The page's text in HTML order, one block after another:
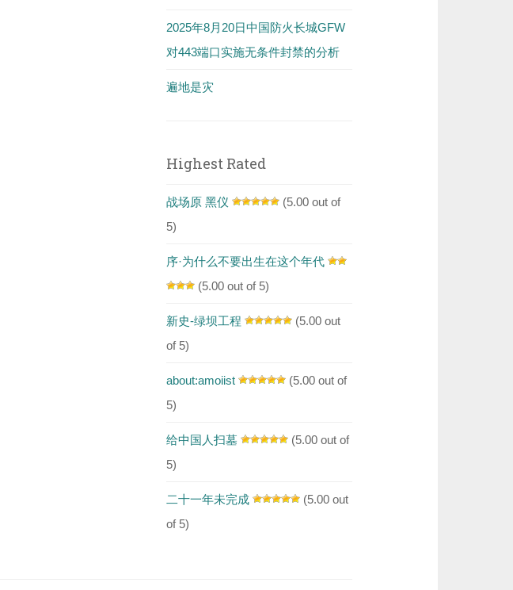
2025年8月20日中国防火长城GFW
对443端口实施无条件封禁的分析
遍地是灾
Highest Rated
战场原 黑仪
(5.00 out of
5)
序·为什么不要出生在这个年代
(5.00 out of 5)
新史-绿坝工程
(5.00 out
of 5)
about:amoiist
(5.00 out of
5)
给中国人扫墓
(5.00 out of
5)
二十一年未完成
(5.00 out
of 5)